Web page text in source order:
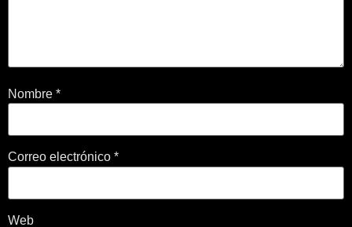
Nombre *
Correo electrónico *
Web